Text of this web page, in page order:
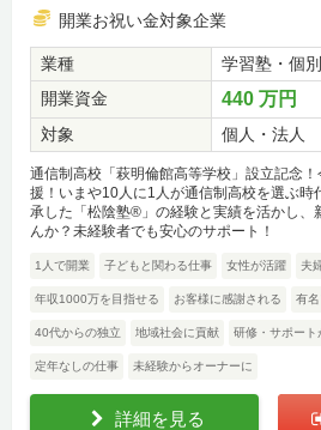
開業お祝い金対象企業
業種
学習塾・個
開業資金
440 万円
対象 個人・法人
通信制高校「萩明倫館高等学校」設立記念
援！いまや10人に1人が通信制高校を選ぶ時
承した「松陰塾®」の経験と実績を活かし、
んか？未経験者でも安心のサポート！
1人で開業 子どもと関わる仕事 女性が活躍 夫
年収1000万を目指せる お客様に感謝される 有
40代からの独立 地域社会に貢献 研修・サポート
定年なしの仕事 未経験からオーナーに
詳細を見る